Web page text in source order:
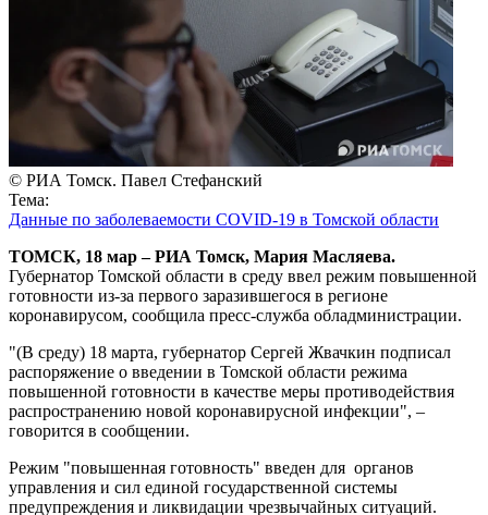
© РИА Томск. Павел Стефанский
Тема:
Данные по заболеваемости COVID-19 в Томской области
ТОМСК, 18 мар – РИА Томск, Мария Масляева.
Губернатор Томской области в среду ввел режим повышенной
готовности из-за первого заразившегося в регионе
коронавирусом, сообщила пресс-служба обладминистрации.
"(В среду) 18 марта, губернатор Сергей Жвачкин подписал
распоряжение о введении в Томской области режима
повышенной готовности в качестве меры противодействия
распространению новой коронавирусной инфекции", –
говорится в сообщении.
Режим "повышенная готовность" введен для органов
управления и сил единой государственной системы
предупреждения и ликвидации чрезвычайных ситуаций.